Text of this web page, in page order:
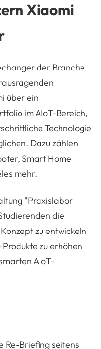
Xiaomi
der Branche.
über ein
im AIoT-Bereich,
Technologie
Dazu zählen
Smart Home
mehr.
"Praxislabor
die
zu entwickeln
zu erhöhen
AIoT-
Re-Briefing seitens